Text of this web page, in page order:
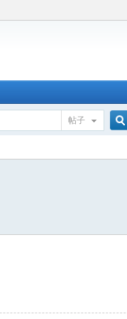
帖子